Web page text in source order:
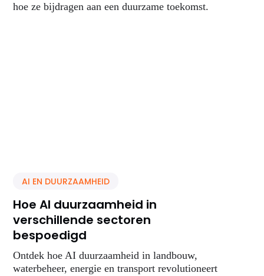
hoe ze bijdragen aan een duurzame toekomst.
AI EN DUURZAAMHEID
Hoe AI duurzaamheid in
verschillende sectoren
bespoedigd
Ontdek hoe AI duurzaamheid in landbouw,
waterbeheer, energie en transport revolutioneert